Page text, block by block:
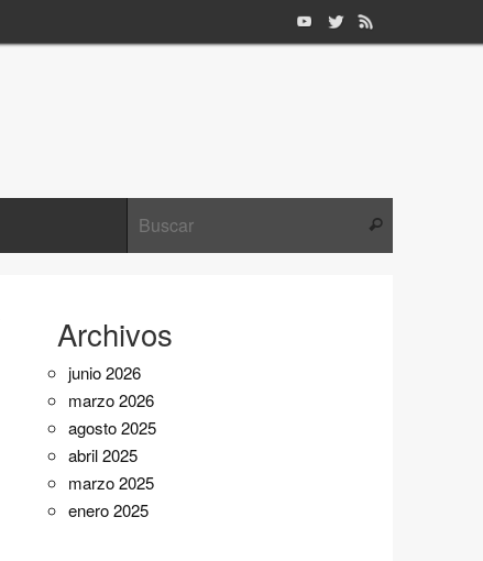
Buscar
Archivos
junio 2026
marzo 2026
agosto 2025
abril 2025
marzo 2025
enero 2025